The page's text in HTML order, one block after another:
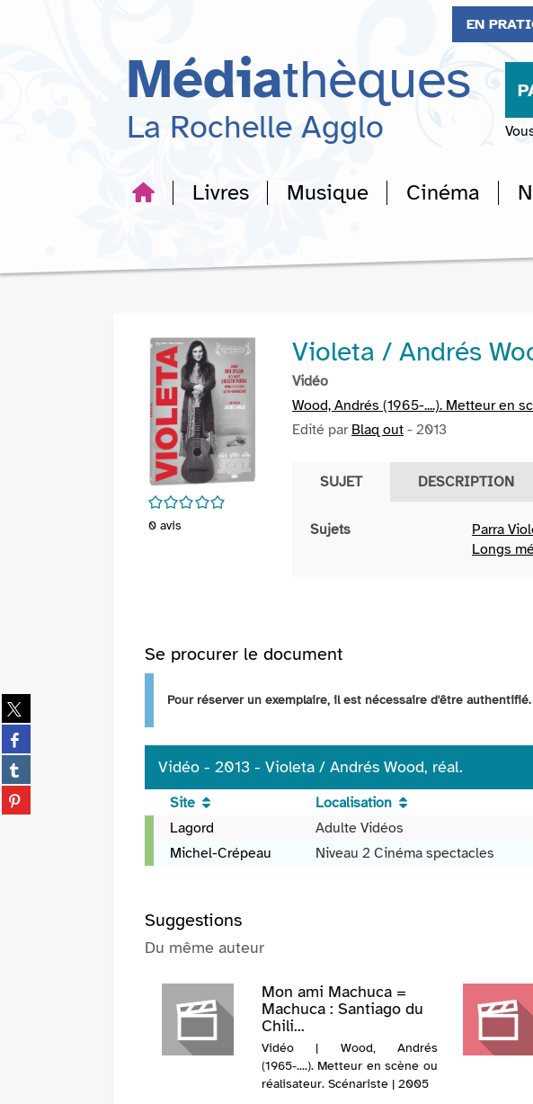
recherche
EN
Médiathèques
La Rochelle Agglo
Livres Musique Cinéma
Partager
sur
twitter
(Nouvelle
fenêtre)
Partager
sur
facebook
(Nouvelle
fenêtre)
Partager
sur
tumblr
Partager
sur
/5
0 avis
Violeta / Andrés
Vidéo
Wood, Andrés (1965-....). Metteur en
Edité par Blaq out - 2013
SUJET DESCRIPTION
Sujets
Parra
Longs
Se procurer le document
Pour réserver un exemplaire, il est nécessaire d'être
Vidéo - 2013 - Violeta / Andrés Wood, réal.
Vidéo
2013
/
Andrés
réal.
Site Localisation
Lagord
Adulte Vidéos
Michel-Crépeau
Niveau 2 Cinéma spectacles
Suggestions
Du même auteur
Mon ami Machuca =
Machuca : Santiago du
Chili...
Vidéo | Wood, Andrés
(1965-....). Metteur en scène ou
réalisateur. Scénariste | 2005